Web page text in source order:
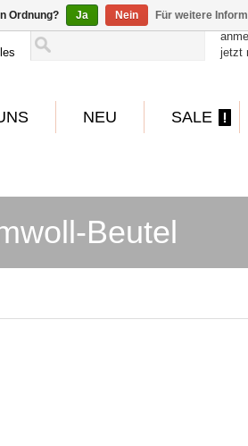
jetzt
NEU SALE
Beutel
Ordnung? Ja Nein Für weitere